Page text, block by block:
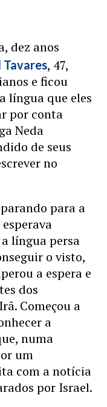
dez anos
Tavares, 47,
e ficou
língua que eles
por conta
Neda
de seus
no
para a
língua persa
o visto,
a espera e
dos
Começou a
a
numa
um
com a notícia
por Israel.